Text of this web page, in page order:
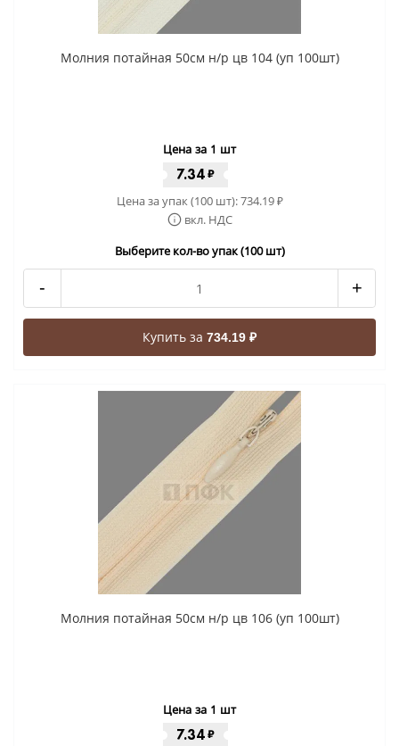
Молния потайная 50см н/р цв 104 (уп 100шт)
Цена за 1 шт
7.34 ₽
Цена за упак (100 шт):734.19₽
вкл. НДС
Выберите кол-во упак (100 шт)
- +
Купить за 734.19 ₽
Молния потайная 50см н/р цв 106 (уп 100шт)
Цена за 1 шт
7.34 ₽